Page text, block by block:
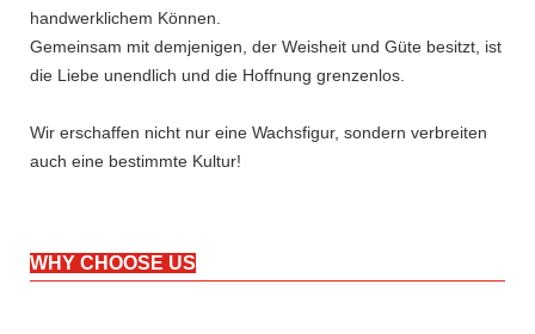
handwerklichem Können.
Gemeinsam mit demjenigen, der Weisheit und Güte besitzt, ist
die Liebe unendlich und die Hoffnung grenzenlos.
Wir erschaffen nicht nur eine Wachsfigur, sondern verbreiten
auch eine bestimmte Kultur!
WHY CHOOSE US